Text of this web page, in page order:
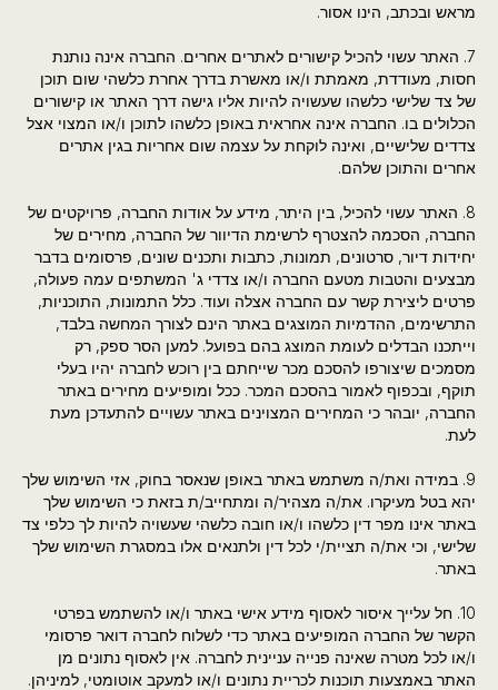
מראש ובכתב, הינו אסור.
7. האתר עשוי להכיל קישורים לאתרים אחרים. החברה אינה נותנת
חסות, מעודדת, מאמתת ו/או מאשרת בדרך אחרת כלשהי שום תוכן
של צד שלישי כלשהו שעשויה להיות אליו גישה דרך האתר או קישורים
הכלולים בו. החברה אינה אחראית באופן כלשהו לתוכן ו/או המצוי אצל
צדדים שלישיים, ואינה לוקחת על עצמה שום אחריות בגין אתרים
אחרים והתוכן שלהם.
8. האתר עשוי להכיל, בין היתר, מידע על אודות החברה, פרויקטים של
החברה, הסכמה להצטרף לרשימת הדיוור של החברה, מחירים של
יחידות דיור, סרטונים, תמונות, כתבות ותכנים שונים, פרסומים בדבר
מבצעים והטבות מטעם החברה ו/או צדדי ג' המשתפים עמה פעולה,
פרטים ליצירת קשר עם החברה אצלה ועוד. כלל התמונות, התוכניות,
התרשימים, ההדמיות המוצגים באתר הינם לצורך המחשה בלבד,
וייתכנו הבדלים לעומת המוצג בהם בפועל. למען הסר ספק, רק
מסמכים שיצורפו להסכם מכר שייחתם בין רוכש לחברה יהיו בעלי
תוקף, ובכפוף לאמור בהסכם המכר. ככל ומופיעים מחירים באתר
החברה, יובהר כי המחירים המצוינים באתר עשויים להתעדכן מעת
לעת.
9. במידה ואת/ה משתמש באתר באופן שנאסר בחוק, אזי השימוש שלך
יהא בטל מעיקרו. את/ה מצהיר/ה ומתחייב/ת בזאת כי השימוש שלך
באתר אינו מפר דין כלשהו ו/או חובה כלשהי שעשויה להיות לך כלפי צד
שלישי, וכי את/ה תציית/י לכל דין ולתנאים אלו במסגרת השימוש שלך
באתר.
10. חל עלייך איסור לאסוף מידע אישי באתר ו/או להשתמש בפרטי
הקשר של החברה המופיעים באתר כדי לשלוח לחברה דואר פרסומי
ו/או לכל מטרה שאינה פנייה עניינית לחברה. אין לאסוף נתונים מן
האתר באמצעות תוכנות לכריית נתונים ו/או למעקב אוטומטי, למיניהן.